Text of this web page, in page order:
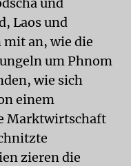
Laos und
mit an, wie die
um Phnom
wie sich
einem
Marktwirtschaft
zieren die